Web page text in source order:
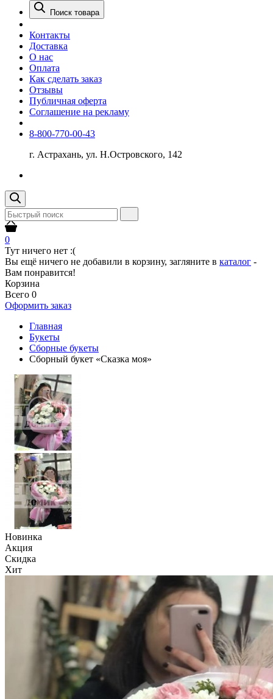
Поиск товара
Контакты
Доставка
О нас
Оплата
Как сделать заказ
Отзывы
Публичная оферта
Соглашение на рекламу
8-800-770-00-43
г. Астрахань, ул. Н.Островского, 142
0
Тут ничего нет :(
Вы ещё ничего не добавили в корзину, загляните в каталог -
Вам понравится!
Корзина
Всего 0
Оформить заказ
Главная
Букеты
Сборные букеты
Сборный букет «Сказка моя»
Новинка
Акция
Скидка
Хит